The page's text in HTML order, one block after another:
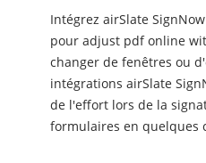
Intégrez airSlate
pour adjust pdf online
changer de fenêtres ou
intégrations airSlate
de l'effort lors de la
formulaires en quelques